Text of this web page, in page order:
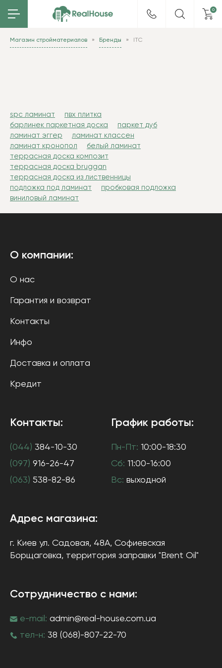
0
Магазин стройматериалов Бренды ITC
spc ламинат
пвх плитка
барлинек паркетная доска
паркет дуб
ламинат эггер
ламинат классен
ламинат кронопол
белый ламинат
террасная доска композит
террасная доска bruggan
террасная доска из лиственницы
подложка под ламинат
пробковая подложка
виниловый ламинат
О компании:
О нас
Гарантия и возврат
Контакты
Инфо
Доставка и оплата
Кредит
Контакты:
(044) 384-10-30
(097) 916-26-47
(063) 538-82-86
График работы:
Пн-Пт: 10:00-18:30
Сб: 11:00-16:00
Вс: выходной
Адрес магазина:
г. Киев ул. Садовая, 48А, Софиевская
Борщаговка, территория заправки "Brent Oil"
Сотрудничество с нами:
e-mail: admin@real-house.com.ua
тел-н: 38 (068)-807-22-70